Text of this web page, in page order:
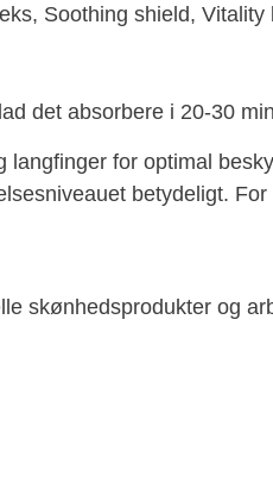
Soothing shield, Vitality
det absorbere i 20-30
for optimal
betydeligt.
skønhedsprodukter og